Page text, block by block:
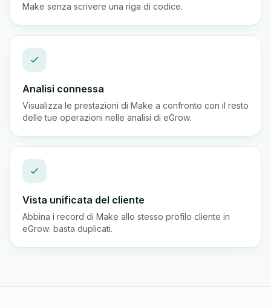
Make senza scrivere una riga di codice.
Analisi connessa
Visualizza le prestazioni di Make a confronto con il resto
delle tue operazioni nelle analisi di eGrow.
Vista unificata del cliente
Abbina i record di Make allo stesso profilo cliente in
eGrow: basta duplicati.